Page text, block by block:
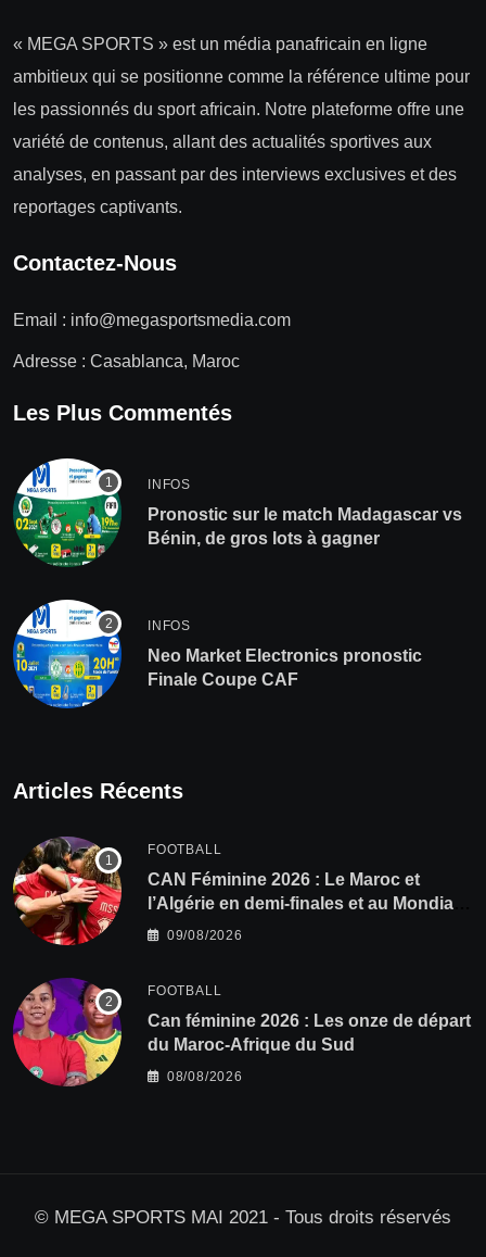
« MEGA SPORTS » est un média panafricain en ligne
ambitieux qui se positionne comme la référence ultime pour
les passionnés du sport africain. Notre plateforme offre une
variété de contenus, allant des actualités sportives aux
analyses, en passant par des interviews exclusives et des
reportages captivants.
Contactez-Nous
Email : info@megasportsmedia.com
Adresse : Casablanca, Maroc
Les Plus Commentés
INFOS
Pronostic sur le match Madagascar vs
Bénin, de gros lots à gagner
INFOS
Neo Market Electronics pronostic
Finale Coupe CAF
Articles Récents
FOOTBALL
CAN Féminine 2026 : Le Maroc et
l’Algérie en demi-finales et au Mondial
2027 !
09/08/2026
FOOTBALL
‎Can féminine 2026 : Les onze de départ
du Maroc-Afrique du Sud
08/08/2026
© MEGA SPORTS MAI 2021 - Tous droits réservés